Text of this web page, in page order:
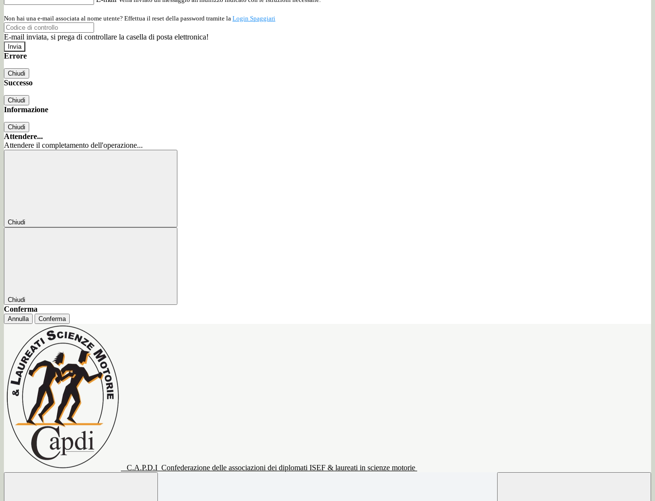
Non hai una e-mail associata al nome utente? Effettua il reset della password tramite la Login Spaggiari
E-mail inviata, si prega di controllare la casella di posta elettronica!
Errore
Chiudi
Successo
Chiudi
Informazione
Chiudi
Attendere...
Attendere il completamento dell'operazione...
Chiudi
Chiudi
Conferma
Annulla Conferma
C.A.P.D.I Confederazione delle associazioni dei diplomati ISEF & laureati in scienze motorie